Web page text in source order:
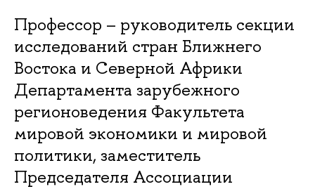
Профессор – руководитель секции
исследований стран Ближнего
Востока и Северной Африки
Департамента зарубежного
регионоведения Факультета
мировой экономики и мировой
политики, заместитель
Председателя Ассоциации